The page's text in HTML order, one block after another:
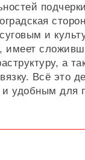
и
имеет
а
Всё это
и удобным для